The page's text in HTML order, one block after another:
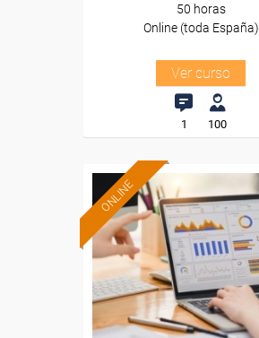
50 horas
Online (toda España)
Ver curso
1 100
ONLINE
Formación 100%
subvencionada.
Para desempleados,
trabajadores y autónomos.
Sector